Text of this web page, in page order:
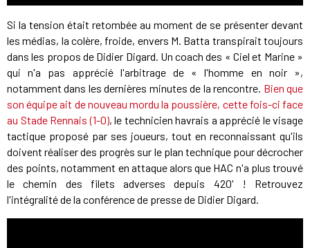
Si la tension était retombée au moment de se présenter devant
les médias, la colère, froide, envers M. Batta transpirait toujours
dans les propos de Didier Digard. Un coach des « Ciel et Marine »
qui n'a pas apprécié l'arbitrage de « l'homme en noir »,
notamment dans les dernières minutes de la rencontre. Bien que
son équipe ait de nouveau mordu la poussière, cette fois-ci face
au Stade Rennais (1-0), le technicien havrais a apprécié le visage
tactique proposé par ses joueurs, tout en reconnaissant qu'ils
doivent réaliser des progrès sur le plan technique pour décrocher
des points, notamment en attaque alors que HAC n'a plus trouvé
le chemin des filets adverses depuis 420' ! Retrouvez
l'intégralité de la conférence de presse de Didier Digard.